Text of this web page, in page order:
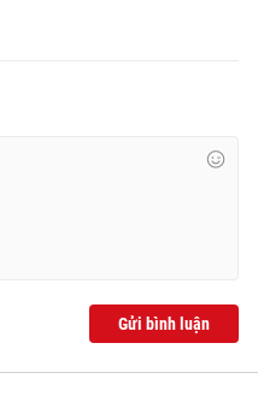
Gửi bình luận